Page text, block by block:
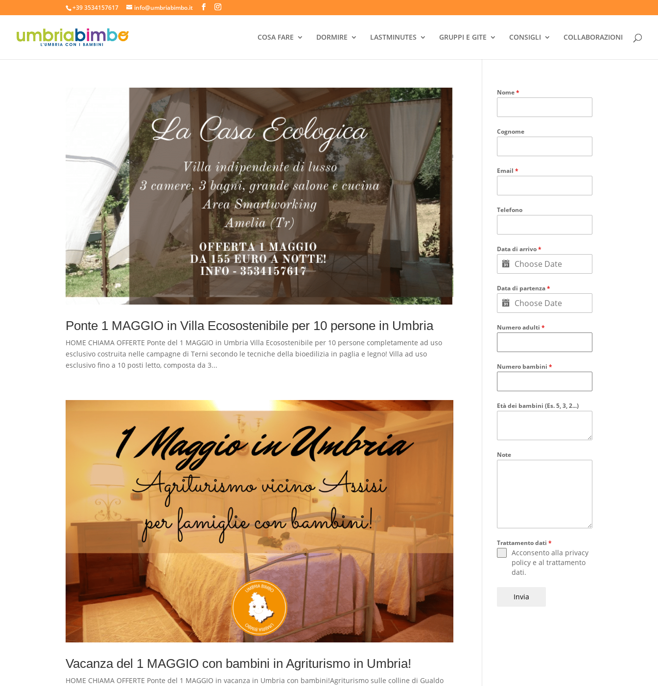
+39 3534157617 info@umbriabimbo.it
COSA FARE DORMIRE LASTMINUTES GRUPPI E GITE CONSIGLI COLLABORAZIONI
Ponte 1 MAGGIO in Villa Ecosostenibile per 10 persone in Umbria
HOME CHIAMA OFFERTE Ponte del 1 MAGGIO in Umbria Villa Ecosostenibile per 10 persone completamente ad uso
esclusivo costruita nelle campagne di Terni secondo le tecniche della bioedilizia in paglia e legno! Villa ad uso
esclusivo fino a 10 posti letto, composta da 3...
Vacanza del 1 MAGGIO con bambini in Agriturismo in Umbria!
HOME CHIAMA OFFERTE Ponte del 1 MAGGIO in vacanza in Umbria con bambini!Agriturismo sulle colline di Gualdo
Nome*
Cognome
Email*
Telefono
Data di arrivo*
Data di partenza*
Numero adulti*
Numero bambini*
Età dei bambini (Es. 5, 3, 2...)
Note
Trattamento dati*
Acconsento alla privacy
policy e altrattamento
dati.
Invia